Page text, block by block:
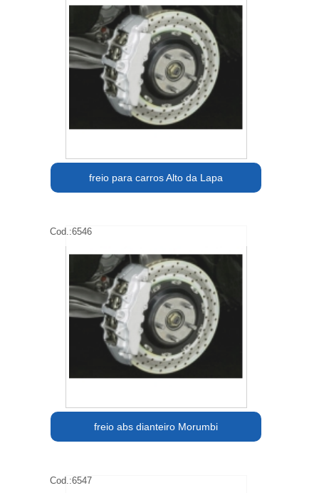
freio para carros Alto da Lapa
Cod.:6546
freio abs dianteiro Morumbi
Cod.:6547